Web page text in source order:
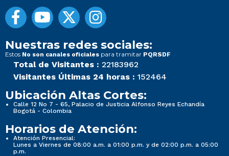
Nuestras redes sociales:
Estos No son canales oficiales para tramitar PQRSDF
Total de Visitantes : 22183962
Visitantes Últimas 24 horas : 152464
Ubicación Altas Cortes:
Calle 12 No 7 - 65, Palacio de Justicia Alfonso Reyes Echandía
Bogotá - Colombia
Horarios de Atención:
Atención Presencial:
Lunes a Viernes de 08:00 a.m. a 01:00 p.m. y de 02:00 p.m. a 05:00
p.m.